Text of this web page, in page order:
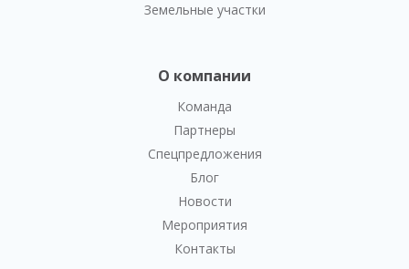
Земельные участки
О компании
Команда
Партнеры
Спецпредложения
Блог
Новости
Мероприятия
Контакты